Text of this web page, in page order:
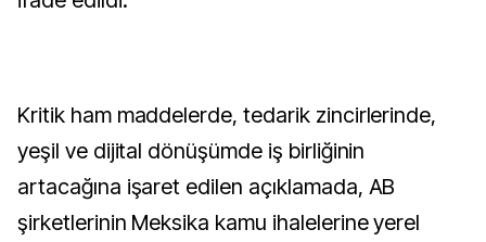
Kritik ham maddelerde, tedarik zincirlerinde,
yeşil ve dijital dönüşümde iş birliğinin
artacağına işaret edilen açıklamada, AB
şirketlerinin Meksika kamu ihalelerine yerel